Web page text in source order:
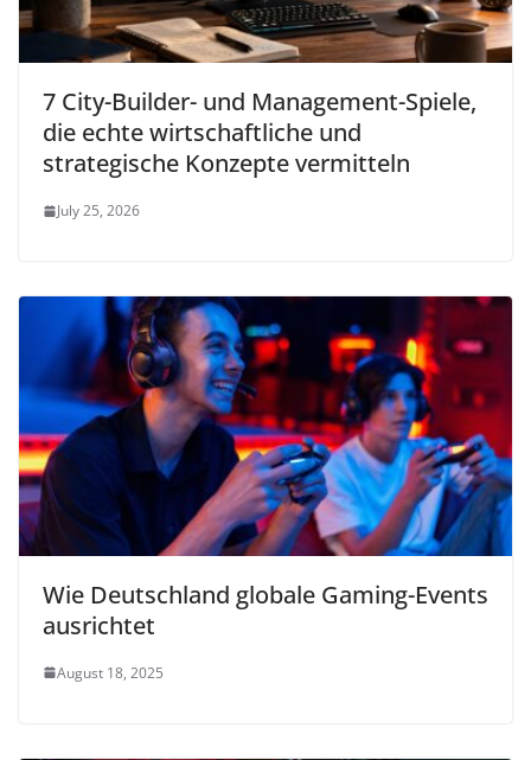
7 City-Builder- und Management-Spiele,
die echte wirtschaftliche und
strategische Konzepte vermitteln
July 25, 2026
Wie Deutschland globale Gaming-Events
ausrichtet
August 18, 2025